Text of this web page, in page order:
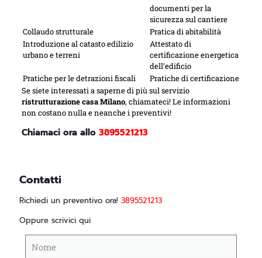
documenti per la
sicurezza sul cantiere
Collaudo strutturale
Pratica di abitabilità
Introduzione al catasto edilizio
urbano e terreni
Attestato di
certificazione energetica
dell’edificio
Pratiche per le detrazioni fiscali
Pratiche di certificazione
Se siete interessati a saperne di più sul servizio
ristrutturazione casa Milano, chiamateci! Le informazioni
non costano nulla e neanche i preventivi!
Chiamaci ora allo 3895521213
Contatti
Richiedi un preventivo ora! 3895521213
Oppure scrivici qui